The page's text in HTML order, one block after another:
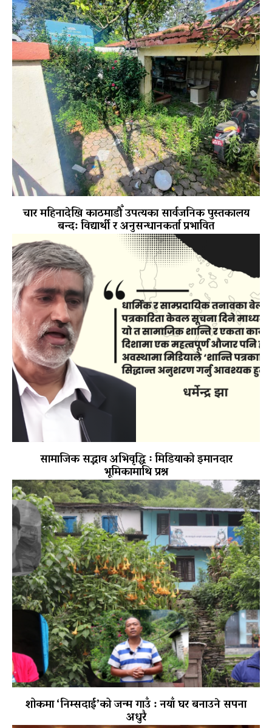
चार महिनादेखि काठमाडौँ उपत्यका सार्वजनिक पुस्तकालय
बन्द: विद्यार्थी र अनुसन्धानकर्ता प्रभावित
सामाजिक सद्भाव अभिवृद्धि ः मिडियाको इमानदार
भूमिकामाथि प्रश्न
शोकमा ‘निम्सदाई’को जन्म गाउँ : नयाँ घर बनाउने सपना
अधुरै